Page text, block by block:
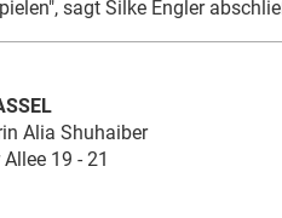
sagt Silke Engler
Alia Shuhaiber
19 - 21